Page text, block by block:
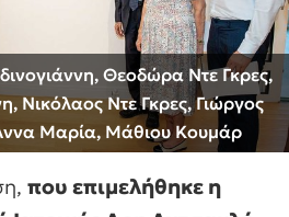
Θεοδώρα Ντε Γκρες,
Νικόλαος Ντε Γκρες, Γιώργος
Μαρία, Μάθιου Κουμάρ
που επιμελήθηκε η